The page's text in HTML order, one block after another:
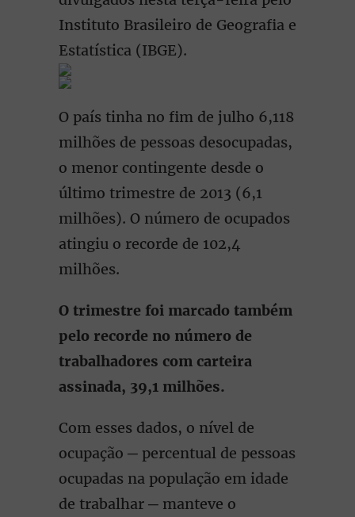
Instituto Brasileiro de Geografia e
Estatística (IBGE).
O país tinha no fim de julho 6,118
milhões de pessoas desocupadas,
o menor contingente desde o
último trimestre de 2013 (6,1
milhões). O número de ocupados
atingiu o recorde de 102,4
milhões.
O trimestre foi marcado também
pelo recorde no número de
trabalhadores com carteira
assinada, 39,1 milhões.
Com esses dados, o nível de
ocupação ─ percentual de pessoas
ocupadas na população em idade
de trabalhar ─ manteve o